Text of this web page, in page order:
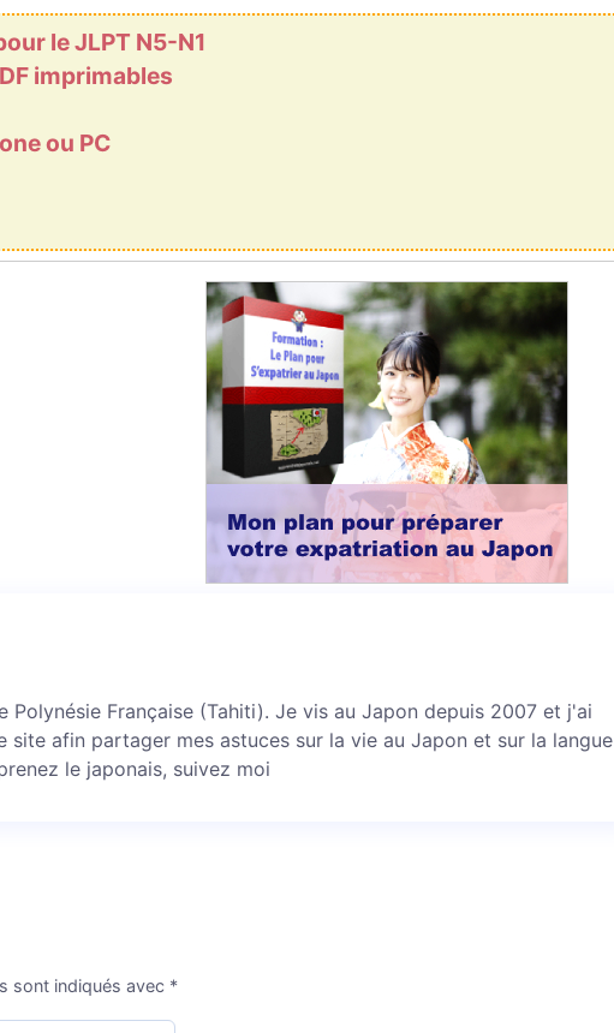
le JLPT N5-N1
imprimables
ou PC
Française (Tahiti). Je vis au Japon depuis 2007 et j'ai
afin partager mes astuces sur la vie au Japon et sur la langue
le japonais, suivez moi
sont indiqués avec *